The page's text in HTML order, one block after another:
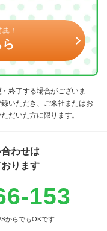
！
終了する場合がございま
いただき、ご来社またはお
だいた方に限ります。
わせは
ります
153
からでもOKです